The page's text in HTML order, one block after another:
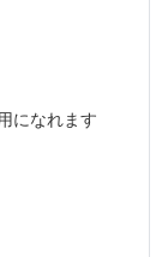
になれます